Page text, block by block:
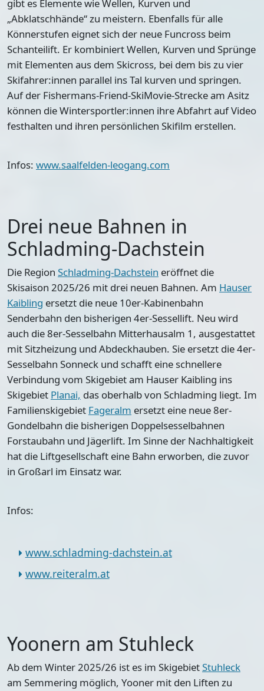
gibt es Elemente wie Wellen, Kurven und
„Abklatschhände“ zu meistern. Ebenfalls für alle
Könnerstufen eignet sich der neue Funcross beim
Schanteilift. Er kombiniert Wellen, Kurven und Sprünge
mit Elementen aus dem Skicross, bei dem bis zu vier
Skifahrer:innen parallel ins Tal kurven und springen.
Auf der Fishermans-Friend-SkiMovie-Strecke am Asitz
können die Wintersportler:innen ihre Abfahrt auf Video
festhalten und ihren persönlichen Skifilm erstellen.
Infos: www.saalfelden-leogang.com
Drei neue Bahnen in
Schladming-Dachstein
Die Region Schladming-Dachstein eröffnet die
Skisaison 2025/26 mit drei neuen Bahnen. Am Hauser
Kaibling ersetzt die neue 10er-Kabinenbahn
Senderbahn den bisherigen 4er-Sessellift. Neu wird
auch die 8er-Sesselbahn Mitterhausalm 1, ausgestattet
mit Sitzheizung und Abdeckhauben. Sie ersetzt die 4er-
Sesselbahn Sonneck und schafft eine schnellere
Verbindung vom Skigebiet am Hauser Kaibling ins
Skigebiet Planai, das oberhalb von Schladming liegt. Im
Familienskigebiet Fageralm ersetzt eine neue 8er-
Gondelbahn die bisherigen Doppelsesselbahnen
Forstaubahn und Jägerlift. Im Sinne der Nachhaltigkeit
hat die Liftgesellschaft eine Bahn erworben, die zuvor
in Großarl im Einsatz war.
Infos:
www.schladming-dachstein.at
www.reiteralm.at
Yoonern am Stuhleck
Ab dem Winter 2025/26 ist es im SkigebietStuhleck
am Semmering möglich, Yooner mit den Liften zu